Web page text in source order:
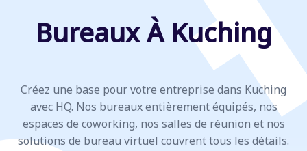
Bureaux À Kuching
Créez une base pour votre entreprise dans Kuching
avec HQ. Nos bureaux entièrement équipés, nos
espaces de coworking, nos salles de réunion et nos
solutions de bureau virtuel couvrent tous les détails.